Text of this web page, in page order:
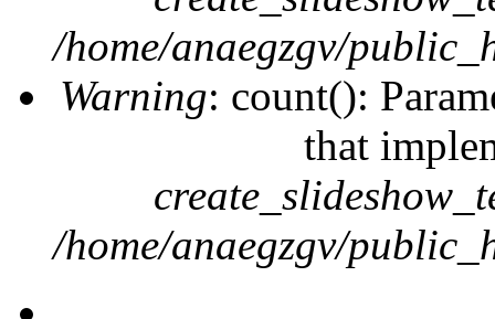
/home/anaegzgv/
Warning: count():
that
/home/anaegzgv/